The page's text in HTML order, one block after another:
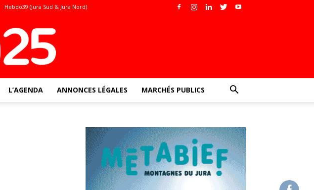
Hebdo39 (Jura Sud & Jura Nord)
L’AGENDA ANNONCES LÉGALES MARCHÉS PUBLICS